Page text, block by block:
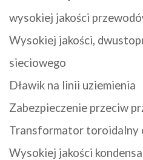
wysokiej jakości
Wysokiej jakości,
sieciowego
Dławik na linii uziemienia
Zabezpieczenie przeciw
Transformator toroidalny
Wysokiej jakości